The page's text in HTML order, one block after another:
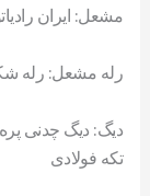
مشعل: ایران
رله مشعل: رله
تکه فولادی